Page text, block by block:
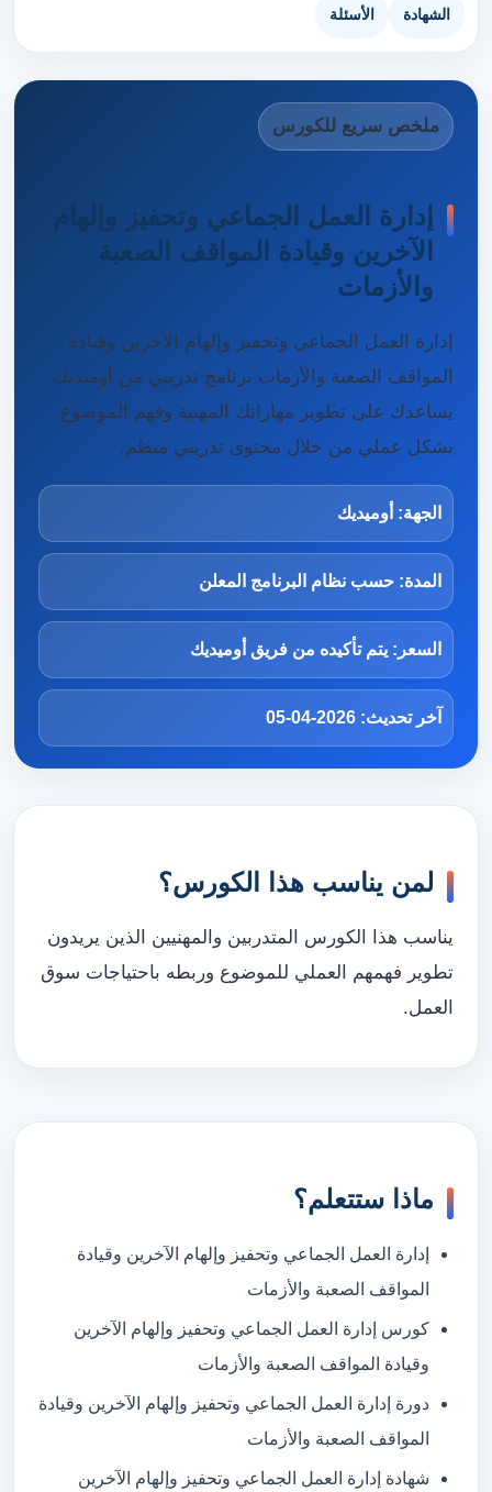
الشهادة الأسئلة
ملخص سريع للكورس
إدارة العمل الجماعي وتحفيز وإلهام
الآخرين وقيادة المواقف الصعبة
والأزمات
إدارة العمل الجماعي وتحفيز وإلهام الآخرين وقيادة
المواقف الصعبة والأزمات برنامج تدريبي من أوميديك
يساعدك على تطوير مهاراتك المهنية وفهم الموضوع
بشكل عملي من خلال محتوى تدريبي منظم.
الجهة: أوميديك
المدة: حسب نظام البرنامج المعلن
السعر: يتم تأكيده من فريق أوميديك
آخر تحديث: 2026-04-05
لمن يناسب هذا الكورس؟
يناسب هذا الكورس المتدربين والمهنيين الذين يريدون
تطوير فهمهم العملي للموضوع وربطه باحتياجات سوق
العمل.
ماذا ستتعلم؟
إدارة العمل الجماعي وتحفيز وإلهام الآخرين وقيادة
المواقف الصعبة والأزمات
كورس إدارة العمل الجماعي وتحفيز وإلهام الآخرين
وقيادة المواقف الصعبة والأزمات
دورة إدارة العمل الجماعي وتحفيز وإلهام الآخرين وقيادة
المواقف الصعبة والأزمات
شهادة إدارة العمل الجماعي وتحفيز وإلهام الآخرين